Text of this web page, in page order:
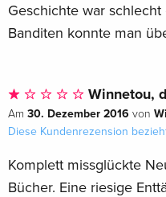
Geschichte war
Banditen konnte man
Winnetou,
Am 30. Dezember 2016 von
Diese Kundenrezension
Komplett missglückte
Bücher. Eine riesige